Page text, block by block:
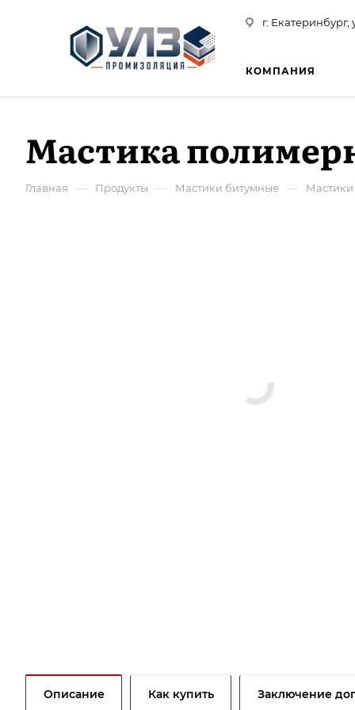
г.
КОМПАНИЯ
Мастика
Главная — Продукты — Мастики битумные —
Описание Как купить Заключение